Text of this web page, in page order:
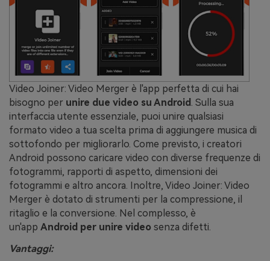
Video Joiner: Video Merger è l'app perfetta di cui hai
bisogno per unire due video su Android . Sulla sua
interfaccia utente essenziale, puoi unire qualsiasi
formato video a tua scelta prima di aggiungere musica di
sottofondo per migliorarlo. Come previsto, i creatori
Android possono caricare video con diverse frequenze di
fotogrammi, rapporti di aspetto, dimensioni dei
fotogrammi e altro ancora. Inoltre, Video Joiner: Video
Merger è dotato di strumenti per la compressione, il
ritaglio e la conversione. Nel complesso, è
un'app Android per unire video senza difetti.
Vantaggi: